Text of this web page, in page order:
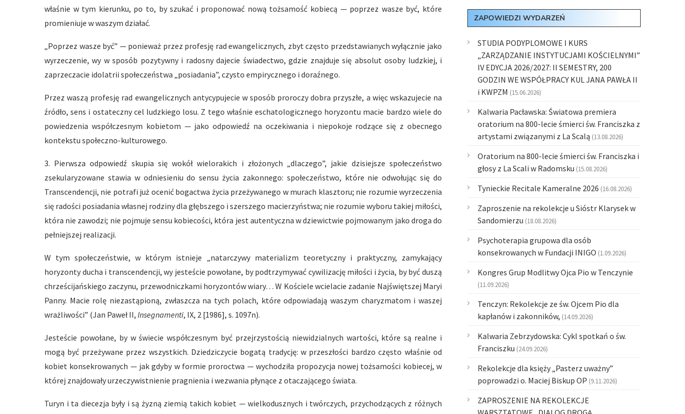
właśnie w tym kierunku, po to, by szukać i proponować nową tożsamość kobiecą — poprzez wasze być, które
promieniuje w waszym działać.
„Poprzez wasze być” — ponieważ przez profesję rad ewangelicznych, zbyt często przedstawianych wyłącznie jako
wyrzeczenie, wy w sposób pozytywny i radosny dajecie świadectwo, gdzie znajduje się absolut osoby ludzkiej, i
zaprzeczacie idolatrii społeczeństwa „posiadania”, czysto empirycznego i doraźnego.
Przez waszą profesję rad ewangelicznych antycypujecie w sposób proroczy dobra przyszłe, a więc wskazujecie na
źródło, sens i ostateczny cel ludzkiego losu. Z tego właśnie eschatologicznego horyzontu macie bardzo wiele do
powiedzenia współczesnym kobietom — jako odpowiedź na oczekiwania i niepokoje rodzące się z obecnego
kontekstu społeczno-kulturowego.
3. Pierwsza odpowiedź skupia się wokół wielorakich i złożonych „dlaczego”, jakie dzisiejsze społeczeństwo
zsekularyzowane stawia w odniesieniu do sensu życia zakonnego: społeczeństwo, które nie odwołując się do
Transcendencji, nie potrafi już ocenić bogactwa życia przeżywanego w murach klasztoru; nie rozumie wyrzeczenia
się radości posiadania własnej rodziny dla głębszego i szerszego macierzyństwa; nie rozumie wyboru takiej miłości,
która nie zawodzi; nie pojmuje sensu kobiecości, która jest autentyczna w dziewictwie pojmowanym jako droga do
pełniejszej realizacji.
W tym społeczeństwie, w którym istnieje „natarczywy materializm teoretyczny i praktyczny, zamykający
horyzonty ducha i transcendencji, wy jesteście powołane, by podtrzymywać cywilizację miłości i życia, by być duszą
chrześcijańskiego zaczynu, przewodniczkami horyzontów wiary… W Kościele wcielacie zadanie Najświętszej Maryi
Panny. Macie rolę niezastąpioną, zwłaszcza na tych polach, które odpowiadają waszym charyzmatom i waszej
wrażliwości” (Jan Paweł II, Insegnamenti, IX, 2 [1986], s. 1097n).
Jesteście powołane, by w świecie współczesnym być przejrzystością niewidzialnych wartości, które są realne i
mogą być przeżywane przez wszystkich. Dziedziczycie bogatą tradycję: w przeszłości bardzo często właśnie od
kobiet konsekrowanych — jak gdyby w formie proroctwa — wychodziła propozycja nowej tożsamości kobiecej, w
której znajdowały urzeczywistnienie pragnienia i wezwania płynące z otaczającego świata.
Turyn i ta diecezja były i są żyzną ziemią takich kobiet — wielkodusznych i twórczych, przychodzących z różnych
ZAPOWIEDZI WYDARZEŃ
STUDIA PODYPLOMOWE I KURS
„ZARZĄDZANIE INSTYTUCJAMI KOŚCIELNYMI”
IV EDYCJA 2026/2027: II SEMESTRY, 200
GODZIN WE WSPÓŁPRACY KUL JANA PAWŁA II
i KWPZM (15.06.2026)
Kalwaria Pacławska: Światowa premiera
oratorium na 800-lecie śmierci św. Franciszka z
artystami związanymi z La Scalą (13.08.2026)
Oratorium na 800-lecie śmierci św. Franciszka i
głosy z La Scali w Radomsku (15.08.2026)
Tynieckie Recitale Kameralne 2026 (16.08.2026)
Zaproszenie na rekolekcje u Sióstr Klarysek w
Sandomierzu (18.08.2026)
Psychoterapia grupowa dla osób
konsekrowanych w Fundacji INIGO (1.09.2026)
Kongres Grup Modlitwy Ojca Pio w Tenczynie
(11.09.2026)
Tenczyn: Rekolekcje ze św. Ojcem Pio dla
kapłanów i zakonników, (14.09.2026)
Kalwaria Zebrzydowska: Cykl spotkań o św.
Franciszku (24.09.2026)
Rekolekcje dla księży „Pasterz uważny”
poprowadzi o. Maciej Biskup OP (9.11.2026)
ZAPROSZENIE NA REKOLEKCJE